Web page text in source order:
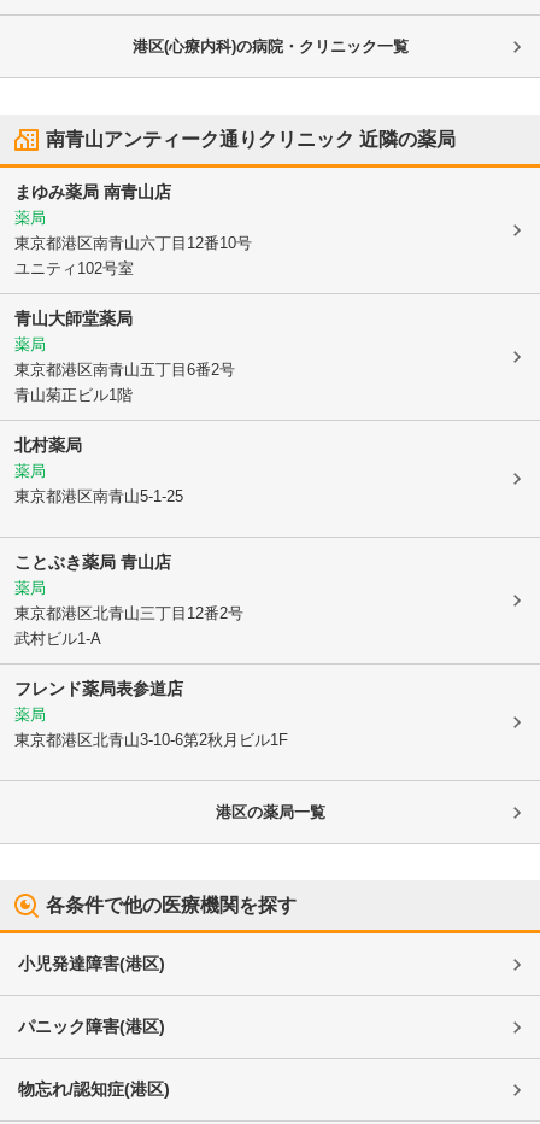
港区(心療内科)の病院・クリニック一覧
南青山アンティーク通りクリニック 近隣の薬局
まゆみ薬局 南青山店
薬局
東京都港区南青山六丁目12番10号
ユニティ102号室
青山大師堂薬局
薬局
東京都港区南青山五丁目6番2号
青山菊正ビル1階
北村薬局
薬局
東京都港区南青山5-1-25
ことぶき薬局 青山店
薬局
東京都港区北青山三丁目12番2号
武村ビル1-A
フレンド薬局表参道店
薬局
東京都港区北青山3-10-6第2秋月ビル1F
港区の薬局一覧
各条件で他の医療機関を探す
小児発達障害(港区)
パニック障害(港区)
物忘れ/認知症(港区)